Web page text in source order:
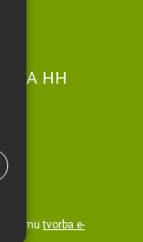
HH
tvorba e-